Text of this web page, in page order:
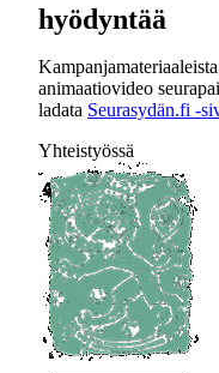
hyödyntää
animaatiovideo
ladata Seurasydän.fi -
Yhteistyössä